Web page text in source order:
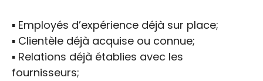
▪️ Employés d’expérience déjà sur place;
▪️ Clientèle déjà acquise ou connue;
▪️ Relations déjà établies avec les
fournisseurs;